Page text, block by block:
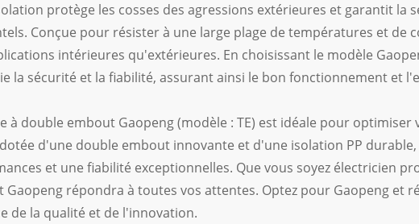
protège les cosses des agressions extérieures et garantit la
Conçue pour résister à une large plage de températures et de
intérieures qu'extérieures. En choisissant le modèle
la sécurité et la fiabilité, assurant ainsi le bon fonctionnement et
à double embout Gaopeng (modèle : TE) est idéale pour
d'une double embout innovante et d'une isolation PP
et une fiabilité exceptionnelles. Que vous soyez électricien
Gaopeng répondra à toutes vos attentes. Optez pour Gaopeng et
de la qualité et de l'innovation.